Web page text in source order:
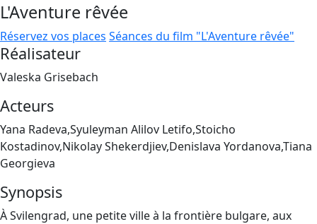
L'Aventure rêvée
Réservez vos places Séances du film "L'Aventure rêvée"
Réalisateur
Valeska Grisebach
Acteurs
Yana Radeva,Syuleyman Alilov Letifo,Stoicho
Kostadinov,Nikolay Shekerdjiev,Denislava Yordanova,Tiana
Georgieva
Synopsis
À Svilengrad, une petite ville à la frontière bulgare, aux